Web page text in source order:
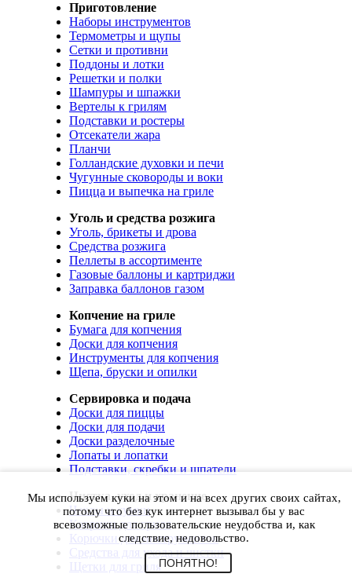
Приготовление
Наборы инструментов
Термометры и щупы
Сетки и противни
Поддоны и лотки
Решетки и полки
Шампуры и шпажки
Вертелы к грилям
Подставки и ростеры
Отсекатели жара
Планчи
Голландские духовки и печи
Чугунные сковороды и воки
Пицца и выпечка на гриле
Уголь и средства розжига
Уголь, брикеты и дрова
Средства розжига
Пеллеты в ассортименте
Газовые баллоны и картриджи
Заправка баллонов газом
Копчение на гриле
Бумага для копчения
Доски для копчения
Инструменты для копчения
Щепа, бруски и опилки
Сервировка и подача
Доски для пиццы
Доски для подачи
Доски разделочные
Лопаты и лопатки
Подставки, скребки и шпатели
Чистка, уход и хранение
Чехлы и сумки
Коврики для гриля
Корючки для инструментов
Средства для ухода и чистки
Щетки для гриля
Мы используем куки на этом и на всех других своих сайтах,
потому что без кук интернет вызывал бы у вас
всевозможные пользовательские неудобства и, как
следствие, недовольство.
ПОНЯТНО!